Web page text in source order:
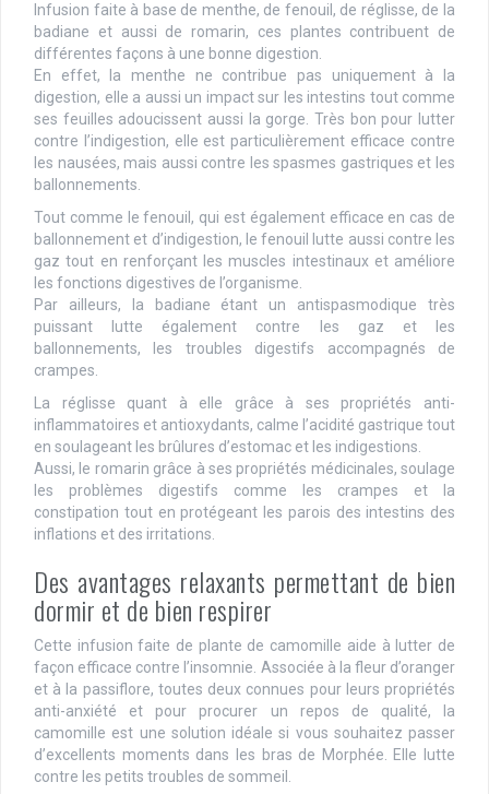
Infusion faite à base de menthe, de fenouil, de réglisse, de la
badiane et aussi de romarin, ces plantes contribuent de
différentes façons à une bonne digestion.
En effet, la menthe ne contribue pas uniquement à la
digestion, elle a aussi un impact sur les intestins tout comme
ses feuilles adoucissent aussi la gorge. Très bon pour lutter
contre l’indigestion, elle est particulièrement efficace contre
les nausées, mais aussi contre les spasmes gastriques et les
ballonnements.
Tout comme le fenouil, qui est également efficace en cas de
ballonnement et d’indigestion, le fenouil lutte aussi contre les
gaz tout en renforçant les muscles intestinaux et améliore
les fonctions digestives de l’organisme.
Par ailleurs, la badiane étant un antispasmodique très
puissant lutte également contre les gaz et les
ballonnements, les troubles digestifs accompagnés de
crampes.
La réglisse quant à elle grâce à ses propriétés anti-
inflammatoires et antioxydants, calme l’acidité gastrique tout
en soulageant les brûlures d’estomac et les indigestions.
Aussi, le romarin grâce à ses propriétés médicinales, soulage
les problèmes digestifs comme les crampes et la
constipation tout en protégeant les parois des intestins des
inflations et des irritations.
Des avantages relaxants permettant de bien
dormir et de bien respirer
Cette infusion faite de plante de camomille aide à lutter de
façon efficace contre l’insomnie. Associée à la fleur d’oranger
et à la passiflore, toutes deux connues pour leurs propriétés
anti-anxiété et pour procurer un repos de qualité, la
camomille est une solution idéale si vous souhaitez passer
d’excellents moments dans les bras de Morphée. Elle lutte
contre les petits troubles de sommeil.